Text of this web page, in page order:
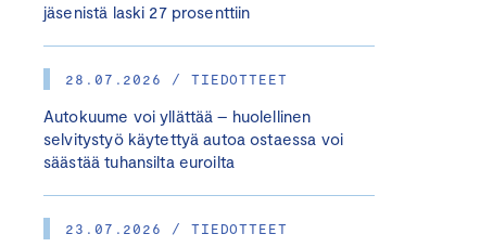
jäsenistä laski 27 prosenttiin
28.07.2026 / TIEDOTTEET
Autokuume voi yllättää – huolellinen
selvitystyö käytettyä autoa ostaessa voi
säästää tuhansilta euroilta
23.07.2026 / TIEDOTTEET